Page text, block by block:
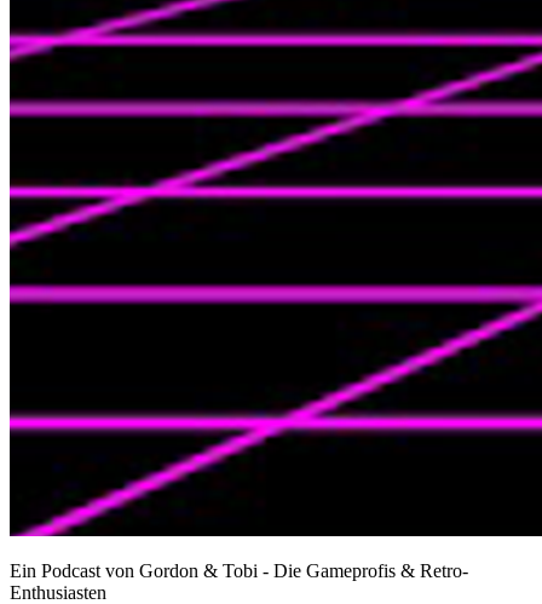
Ein Podcast von Gordon & Tobi - Die Gameprofis & Retro-
Enthusiasten